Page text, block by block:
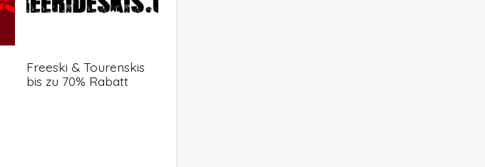
Freeski & Tourenskis
bis zu 70% Rabatt